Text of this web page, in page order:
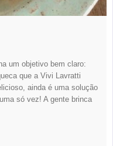
um objetivo bem claro:
que a Vivi Lavratti
ainda é uma solução
só vez! A gente brinca